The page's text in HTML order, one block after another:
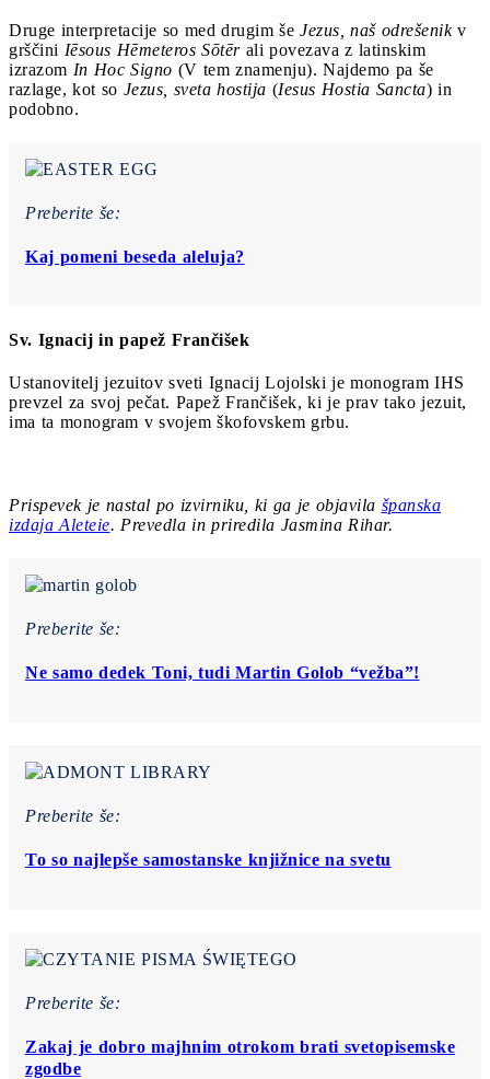
Druge interpretacije so med drugim še Jezus, naš odrešenikv
grščini Iēsous Hēmeteros Sōtērali povezava z latinskim
izrazom In Hoc Signo (V tem znamenju). Najdemo pa še
razlage, kot so Jezus, sveta hostija (Iesus Hostia Sancta) in
podobno.
Preberite še:
Kaj pomeni beseda aleluja?
Sv. Ignacij in papež Frančišek
Ustanovitelj jezuitov sveti Ignacij Lojolski je monogram IHS
prevzel za svoj pečat. Papež Frančišek, ki je prav tako jezuit,
ima ta monogram v svojem škofovskem grbu.
Prispevek je nastal po izvirniku, ki ga je objavila španska
izdaja Aleteie. Prevedla in priredila Jasmina Rihar.
Preberite še:
Ne samo dedek Toni, tudi Martin Golob “vežba”!
Preberite še:
To so najlepše samostanske knjižnice na svetu
Preberite še:
Zakaj je dobro majhnim otrokom brati svetopisemske
zgodbe